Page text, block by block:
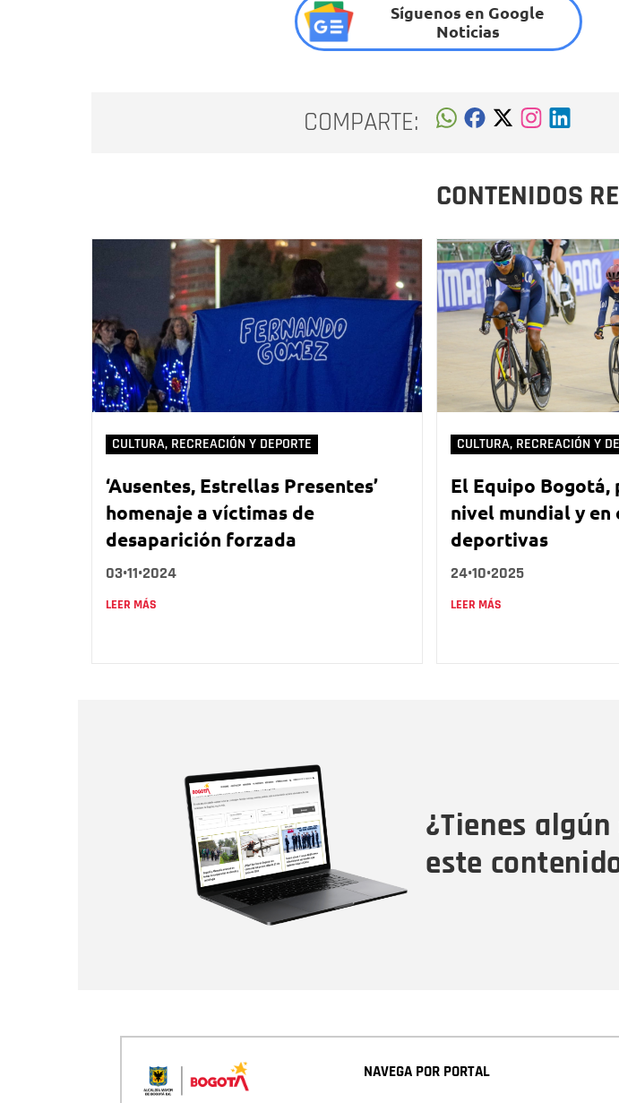
Síguenos en Google
Noticias
COMPARTE:
CONTENIDOS
CULTURA, RECREACIÓN Y DEPORTE
‘Ausentes, Estrellas Presentes’
homenaje a víctimas de
desaparición forzada
03•11•2024
LEER MÁS
CULTURA, RECREACIÓN Y
El Equipo
nivel mundial y en
deportivas
24•10•2025
LEER MÁS
¿Tienes
este
NAVEGA POR PORTAL